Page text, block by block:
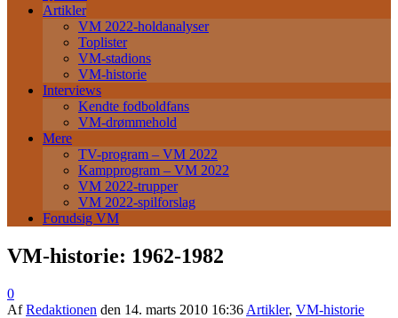
Artikler
VM 2022-holdanalyser
Toplister
VM-stadions
VM-historie
Interviews
Kendte fodboldfans
VM-drømmehold
Mere
TV-program – VM 2022
Kampprogram – VM 2022
VM 2022-trupper
VM 2022-spilforslag
Forudsig VM
VM-historie: 1962-1982
0
AfRedaktionen den 14. marts 2010 16:36 Artikler, VM-historie